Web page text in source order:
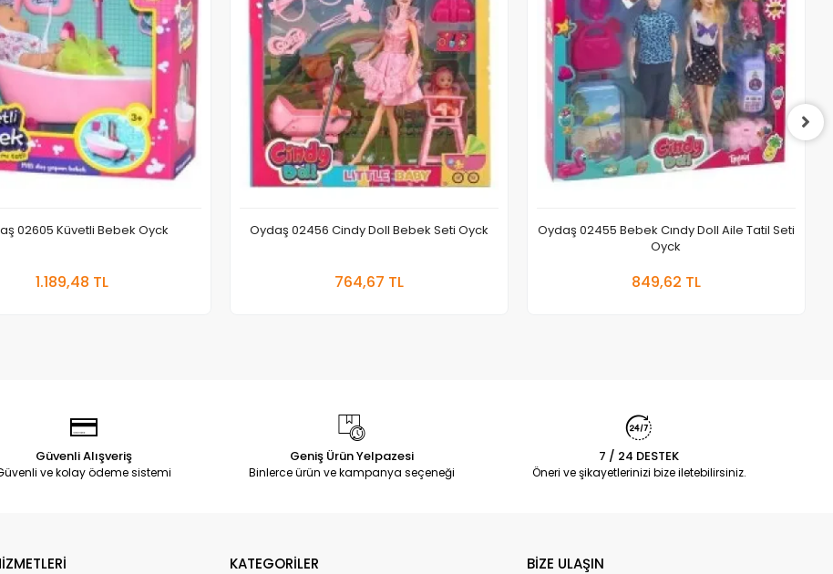
02605 Küvetli Bebek Oyck
1.189,48 TL
Oydaş 02456 Cindy Doll Bebek Seti Oyck
764,67 TL
Oydaş 02455 Bebek Cındy Doll Aile Tatil Seti
Oyck
849,62 TL
Güvenli Alışveriş
ve kolay ödeme sistemi
Geniş Ürün Yelpazesi
Binlerce ürün ve kampanya seçeneği
7 / 24 DESTEK
Öneri ve şikayetlerinizi bize iletebilirsiniz.
KATEGORİLER BİZE ULAŞIN